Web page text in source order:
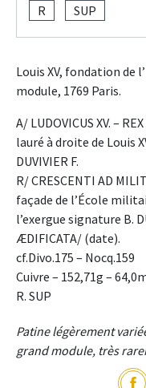
R
SUP
Louis XV, fondation de
module, 1769 Paris.
A/ LUDOVICUS XV. –
lauré à droite de Louis
DUVIVIER F.
R/ CRESCENTI AD
façade de l’École
l’exergue signature B.
ÆDIFICATA/ (date).
cf.Divo.175 – Nocq.159
Cuivre – 152,71g –
R. SUP
Patine légèrement
grand module, très